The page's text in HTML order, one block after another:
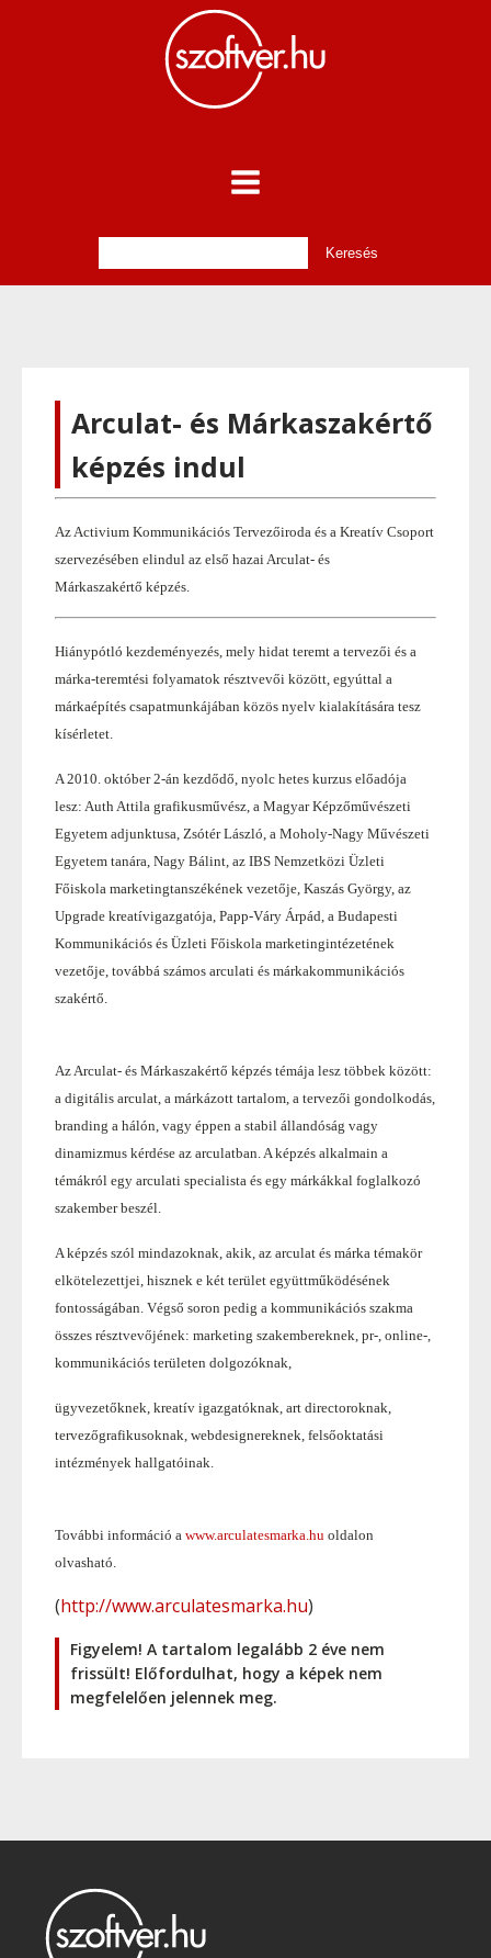
Arculat- és Márkaszakértő
képzés indul
Az Activium Kommunikációs Tervezőiroda és a Kreatív Csoport
szervezésében elindul az első hazai Arculat- és
Márkaszakértő képzés.
Hiánypótló kezdeményezés, mely hidat teremt a tervezői és a
márka-teremtési folyamatok résztvevői között, egyúttal a
márkaépítés csapatmunkájában közös nyelv kialakítására tesz
kísérletet.
A 2010. október 2-án kezdődő, nyolc hetes kurzus előadója
lesz: Auth Attila grafikusművész, a Magyar Képzőművészeti
Egyetem adjunktusa, Zsótér László, a Moholy-Nagy Művészeti
Egyetem tanára, Nagy Bálint, az IBS Nemzetközi Üzleti
Főiskola marketingtanszékének vezetője, Kaszás György, az
Upgrade kreatívigazgatója, Papp-Váry Árpád, a Budapesti
Kommunikációs és Üzleti Főiskola marketingintézetének
vezetője, továbbá számos arculati és márkakommunikációs
szakértő.
Az Arculat- és Márkaszakértő képzés témája lesz többek között:
a digitális arculat, a márkázott tartalom, a tervezői gondolkodás,
branding a hálón, vagy éppen a stabil állandóság vagy
dinamizmus kérdése az arculatban. A képzés alkalmain a
témákról egy arculati specialista és egy márkákkal foglalkozó
szakember beszél.
A képzés szól mindazoknak, akik, az arculat és márka témakör
elkötelezettjei, hisznek e két terület együttműködésének
fontosságában. Végső soron pedig a kommunikációs szakma
összes résztvevőjének: marketing szakembereknek, pr-, online-,
kommunikációs területen dolgozóknak,
ügyvezetőknek, kreatív igazgatóknak, art directoroknak,
tervezőgrafikusoknak, webdesignereknek, felsőoktatási
intézmények hallgatóinak.
További információ a www.arculatesmarka.hu oldalon
olvasható.
(http://www.arculatesmarka.hu)
Figyelem! A tartalom legalább 2 éve nem
frissült! Előfordulhat, hogy a képek nem
megfelelően jelennek meg.